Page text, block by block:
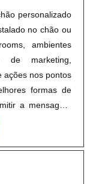
personalizado
no chão ou
ambientes
de marketing,
ações nos pontos
formas de
a mensagem
que auxiliam no